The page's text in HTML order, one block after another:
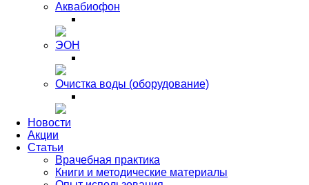
Аквабиофон
ЭОН
Очистка воды (оборудование)
Новости
Акции
Статьи
Врачебная практика
Книги и методические материалы